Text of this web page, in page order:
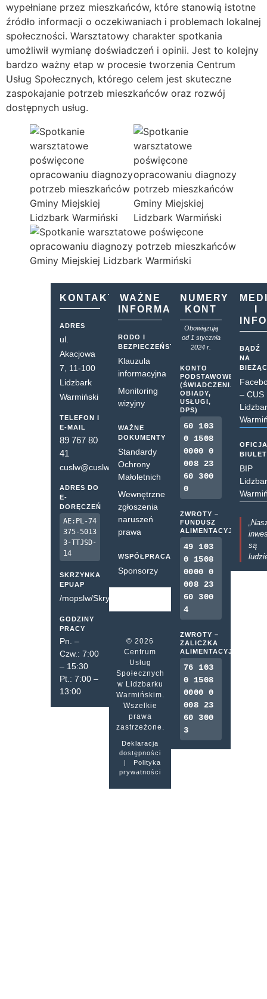
wypełniane przez mieszkańców, które stanowią istotne
źródło informacji o oczekiwaniach i problemach lokalnej
społeczności. Warsztatowy charakter spotkania
umożliwił wymianę doświadczeń i opinii. Jest to kolejny
bardzo ważny etap w procesie tworzenia Centrum
Usług Społecznych, którego celem jest skuteczne
zaspokajanie potrzeb mieszkańców oraz rozwój
dostępnych usług.
KONTAKT
ADRES
ul.
Akacjowa
7, 11-100
Lidzbark
Warmiński
TELEFON I
E-MAIL
89 767 80
41
cuslw@cuslw.pl
ADRES DO
E-
DORĘCZEŃ
AE:PL-74
375-5013
3-TTJSD-
14
SKRZYNKA
EPUAP
/mopslw/SkrytkaESP
GODZINY
PRACY
Pn. –
Czw.: 7:00
– 15:30
Pt.: 7:00 –
13:00
WAŻNE
INFORMACJE
RODO I
BEZPIECZEŃSTWO
Klauzula
informacyjna
Monitoring
wizyjny
WAŻNE
DOKUMENTY
Standardy
Ochrony
Małoletnich
Wewnętrzne
zgłoszenia
naruszeń
prawa
WSPÓŁPRACA
Sponsorzy
© 2026
Centrum
Usług
Społecznych
w Lidzbarku
Warmińskim.
Wszelkie
prawa
zastrzeżone.
Deklaracja
dostępności
Polityka
prywatności
NUMERY
KONT
Obowiązują
od 1 stycznia
2024 r.
KONTO
PODSTAWOWE
(ŚWIADCZENIA,
OBIADY,
USŁUGI,
DPS)
60 103
0 1508
0000 0
008 23
60 300
0
ZWROTY –
FUNDUSZ
ALIMENTACYJNY
49 103
0 1508
0000 0
008 23
60 300
4
ZWROTY –
ZALICZKA
ALIMENTACYJNA
76 103
0 1508
0000 0
008 23
60 300
3
BĄDŹ
NA
– CUS
BIP
są